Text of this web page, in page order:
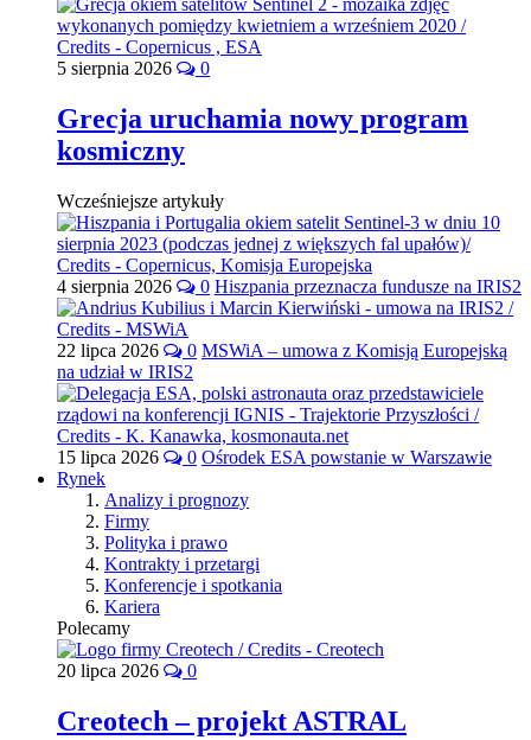
5 sierpnia 2026 0
Grecja uruchamia nowy program
kosmiczny
Wcześniejsze artykuły
4 sierpnia 2026 0 Hiszpania przeznacza fundusze na IRIS2
22 lipca 2026 0 MSWiA – umowa z Komisją Europejską
na udział w IRIS2
15 lipca 2026 0 Ośrodek ESA powstanie w Warszawie
Rynek
Analizy i prognozy
Firmy
Polityka i prawo
Kontrakty i przetargi
Konferencje i spotkania
Kariera
Polecamy
20 lipca 2026 0
Creotech – projekt ASTRAL